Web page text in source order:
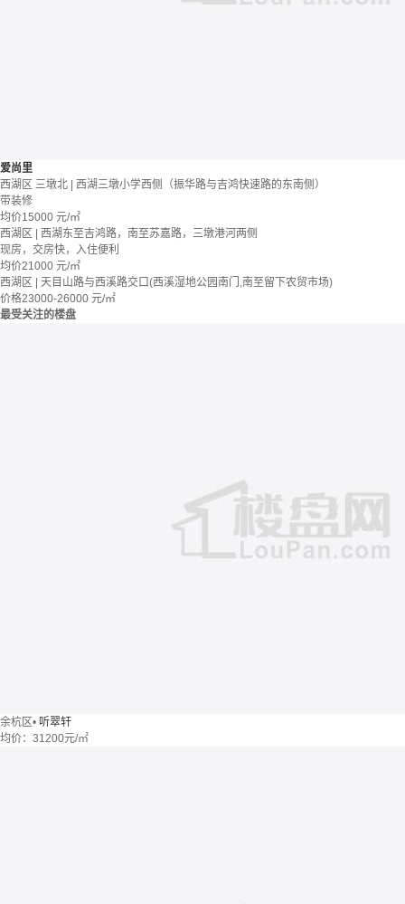
爱尚里
西湖区 三墩北 | 西湖三墩小学西侧（振华路与吉鸿快速路的东南侧）
带装修
均价15000 元/㎡
西湖区 | 西湖东至吉鸿路，南至苏嘉路，三墩港河两侧
现房，交房快，入住便利
均价21000 元/㎡
西湖区 | 天目山路与西溪路交口(西溪湿地公园南门,南至留下农贸市场)
价格23000-26000 元/㎡
最受关注的楼盘
余杭区• 听翠轩
均价： 31200元/㎡